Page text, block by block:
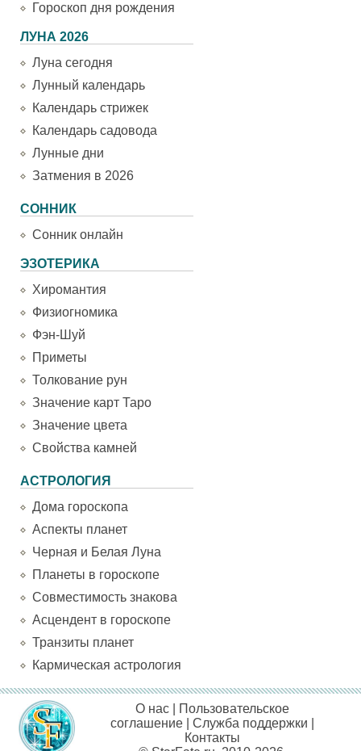
Гороскоп дня рождения
ЛУНА 2026
Луна сегодня
Лунный календарь
Календарь стрижек
Календарь садовода
Лунные дни
Затмения в 2026
СОННИК
Сонник онлайн
ЭЗОТЕРИКА
Хиромантия
Физиогномика
Фэн-Шуй
Приметы
Толкование рун
Значение карт Таро
Значение цвета
Свойства камней
АСТРОЛОГИЯ
Дома гороскопа
Аспекты планет
Черная и Белая Луна
Планеты в гороскопе
Совместимость знакова
Асцендент в гороскопе
Транзиты планет
Кармическая астрология
О нас
Пользовательское
соглашение |Служба поддержки
Контакты